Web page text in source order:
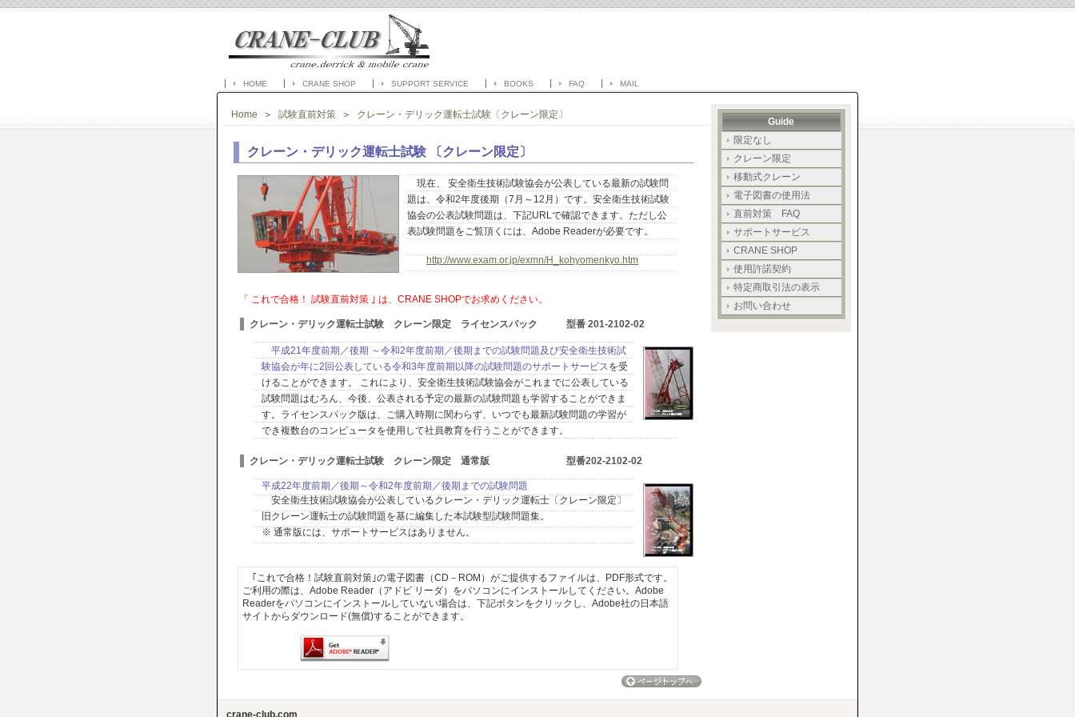
HOME CRANE SHOP SUPPORT SERVICE BOOKS FAQ MAIL
Home ＞ 試験直前対策 ＞ クレーン・デリック運転士試験〔クレーン限定〕
クレーン・デリック運転士試験 〔クレーン限定〕
現在、 安全衛生技術試験協会が公表している最新の試験問
題は、令和2年度後期（7月～12月）です。安全衛生技術試験
協会の公表試験問題は、下記URLで確認できます。ただし公
表試験問題をご覧頂くには、Adobe Readerが必要です。
http://www.exam.or.jp/exmn/H_kohyomenkyo.htm
「 これで合格！ 試験直前対策 ｣ は、CRANE SHOPでお求めください。
クレーン・デリック運転士試験 クレーン限定 ライセンスパック 型番 201-2102-02
平成21年度前期／後期 ～令和2年度前期／後期までの試験問題及び安全衛生技術試
験協会が年に2回公表している令和3年度前期以降の試験問題のサポートサービスを受
けることができます。 これにより、安全衛生技術試験協会がこれまでに公表している
試験問題はむろん、今後、公表される予定の最新の試験問題も学習することができま
す。ライセンスパック版は、ご購入時期に関わらず、いつでも最新試験問題の学習が
でき複数台のコンピュータを使用して社員教育を行うことができます。
クレーン・デリック運転士試験 クレーン限定 通常版 型番202-2102-02
平成22年度前期／後期～令和2年度前期／後期までの試験問題
安全衛生技術試験協会が公表しているクレーン・デリック運転士〔クレーン限定〕
旧クレーン運転士の試験問題を基に編集した本試験型試験問題集。
※ 通常版には、サポートサービスはありません。
｢これで合格！試験直前対策｣の電子図書（CD－ROM）がご提供するファイルは、PDF形式です。
ご利用の際は、Adobe Reader（アドビ リーダ）をパソコンにインストールしてください。Adobe
Readerをパソコンにインストールしていない場合は、下記ボタンをクリックし、Adobe社の日本語
サイトからダウンロード(無償)することができます。
Guide
限定なし
クレーン限定
移動式クレーン
電子図書の使用法
直前対策 FAQ
サポートサービス
CRANE SHOP
使用許諾契約
特定商取引法の表示
お問い合わせ
crane-club.com